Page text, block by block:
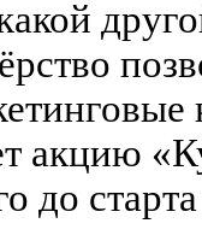
акцию
до